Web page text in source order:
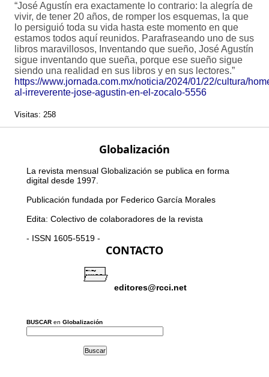
“José Agustín era exactamente lo contrario: la alegría de
vivir, de tener 20 años, de romper los esquemas, la que
lo persiguió toda su vida hasta este momento en que
estamos todos aquí reunidos. Parafraseando uno de sus
libros maravillosos, Inventando que sueño, José Agustín
sigue inventando que sueña, porque ese sueño sigue
siendo una realidad en sus libros y en sus lectores.”
https://www.jornada.com.mx/noticia/2024/01/22/cultura/
al-irreverente-jose-agustin-en-el-zocalo-5556
Visitas: 258
Globalización
La revista mensual Globalización se publica en forma
digital desde 1997.
Publicación fundada por Federico García Morales
Edita: Colectivo de colaboradores de la revista
- ISSN 1605-5519 -
CONTACTO
editores@rcci.net
BUSCAR en Globalización